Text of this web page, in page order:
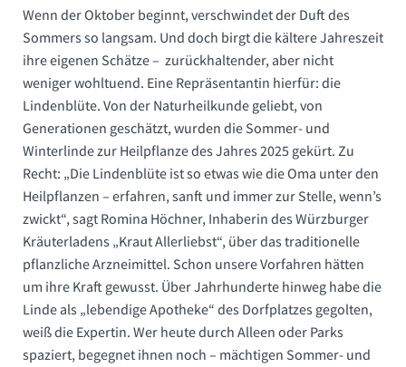
Wenn der Oktober beginnt, verschwindet der Duft des
Sommers so langsam. Und doch birgt die kältere Jahreszeit
ihre eigenen Schätze – zurückhaltender, aber nicht
weniger wohltuend. Eine Repräsentantin hierfür: die
Lindenblüte. Von der Naturheilkunde geliebt, von
Generationen geschätzt, wurden die Sommer- und
Winterlinde zur Heilpflanze des Jahres 2025 gekürt. Zu
Recht: „Die Lindenblüte ist so etwas wie die Oma unter den
Heilpflanzen – erfahren, sanft und immer zur Stelle, wenn’s
zwickt“, sagt Romina Höchner, Inhaberin des Würzburger
Kräuterladens „Kraut Allerliebst“, über das traditionelle
pflanzliche Arzneimittel. Schon unsere Vorfahren hätten
um ihre Kraft gewusst. Über Jahrhunderte hinweg habe die
Linde als „lebendige Apotheke“ des Dorfplatzes gegolten,
weiß die Expertin. Wer heute durch Alleen oder Parks
spaziert, begegnet ihnen noch – mächtigen Sommer- und